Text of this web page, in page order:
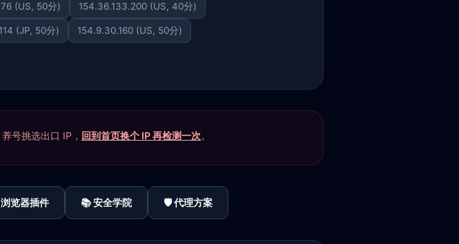
(US, 50分) 154.36.133.200 (US, 40分)
(JP, 50分) 154.9.30.160 (US, 50分)
号挑选出口 IP， 回到首页换个 IP 再检测一次。
览器插件 📚 安全学院 🛡️ 代理方案